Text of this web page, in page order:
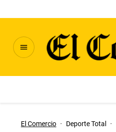
El Comercio · Deporte Total ·